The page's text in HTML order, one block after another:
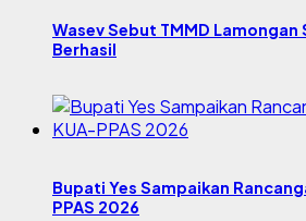
Wasev Sebut TMMD Lamongan
Berhasil
Bupati Yes Sampaikan
PPAS 2026